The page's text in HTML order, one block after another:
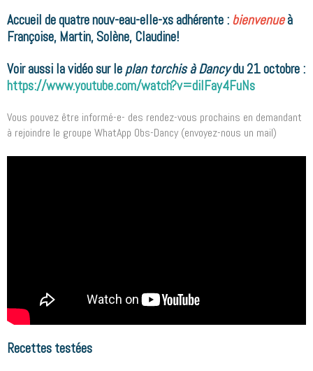
Accueil de quatre nouv-eau-elle-xs adhérente : bienvenueà
Françoise, Martin, Solène, Claudine!
Voir aussi la vidéo sur le plan torchis à Dancydu 21 octobre :
https://www.youtube.com/watch?v=diIFay4FuNs
Vous pouvez être informé-e- des rendez-vous prochains en demandant
à rejoindre le groupe WhatApp Obs-Dancy (envoyez-nous un mail)
Recettes testées